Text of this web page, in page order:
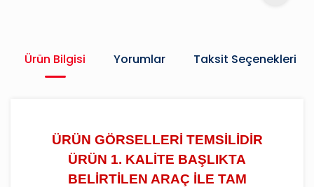
Ürün Bilgisi Yorumlar Taksit Seçenekleri
ÜRÜN GÖRSELLERİ TEMSİLİDİR
ÜRÜN 1. KALİTE BAŞLIKTA
BELİRTİLEN ARAÇ İLE TAM